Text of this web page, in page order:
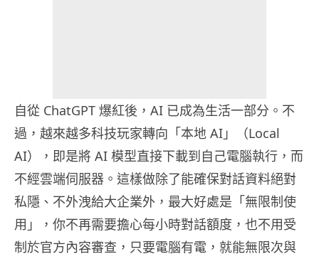
自從 ChatGPT 爆紅後，AI 已成為生活一部分。不
過，越來越多科技玩家轉向「本地 AI」（Local
AI），即是將 AI 模型直接下載到自己電腦執行，而
不經雲端伺服器。這樣做除了能確保對話資料絕對
私隱、不外洩給大企業外，最大好處是「無限制使
用」，你不再需要擔心每小時對話額度，也不用受
制於官方內容審查，只要電腦有電，就能無限次與